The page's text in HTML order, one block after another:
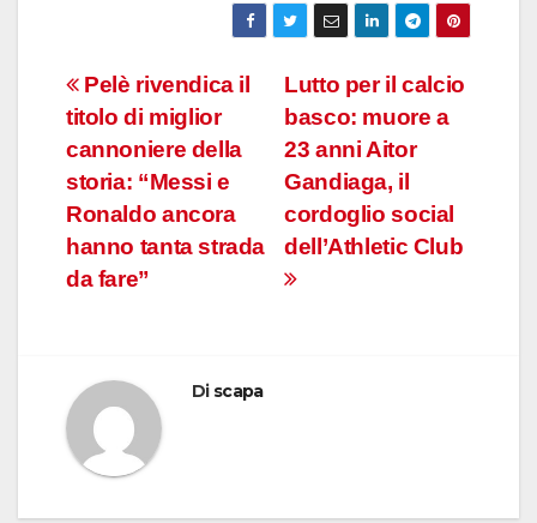
Navigazione
articoli
Lutto per il calcio
basco: muore a
23 anni Aitor
Gandiaga, il
cordoglio social
dell’Athletic Club
Pelè rivendica il
titolo di miglior
cannoniere della
storia: “Messi e
Ronaldo ancora
hanno tanta strada
da fare”
Di scapa